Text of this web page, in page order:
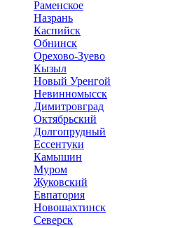
Раменское
Назрань
Каспийск
Обнинск
Орехово-Зуево
Кызыл
Новый Уренгой
Невинномысск
Димитровград
Октябрьский
Долгопрудный
Ессентуки
Камышин
Муром
Жуковский
Евпатория
Новошахтинск
Северск